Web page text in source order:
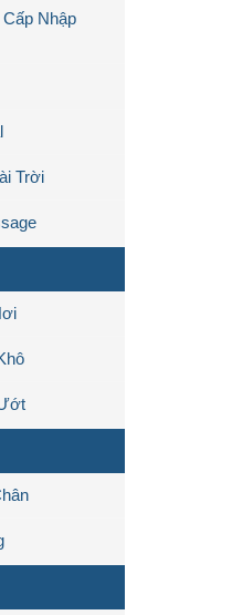
Nhập
Trời